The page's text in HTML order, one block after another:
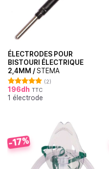
ÉLECTRODES POUR
BISTOURI ÉLECTRIQUE
2,4MM /STEMA
Note5.00
sur 5
(2)
196dh TTC
1 électrode
-17%